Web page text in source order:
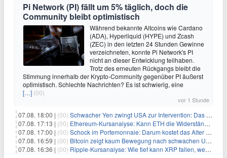
Pi Network (PI) fällt um 5% täglich, doch die
Community bleibt optimistisch
Während bekannte Altcoins wie Cardano
(ADA), Hyperliquid (HYPE) und Zcash
(ZEC) in den letzten 24 Stunden Gewinne
verzeichneten, konnte Pi Network's PI
nicht an dieser Entwicklung teilhaben.
Trotz des erneuten Rückgangs bleibt die
Stimmung innerhalb der Krypto-Community gegenüber PI äußerst
optimistisch. Schlechte Nachrichten? Es ist schwierig, eine
[…] (00)
vor 1 Stunde
07.08. 18:00 | (00) Schwacher Yen zwingt USA zur Intervention: Das größte Risiko seit 15 Jahren
07.08. 17:13 | (00) Ethereum-Kursanalyse: Kann ETH die Widerstände der gleitenden Durchschnitte überwinden?
07.08. 17:00 | (00) Schock im Portemonnaie: Darum kostet das Alter deutlich mehr als Sie denken
07.08. 16:59 | (00) Bitcoin zeigt kaum Bewegung nach schwachen US-Arbeitsmarktdaten, Fed-Zinserhöhungschancen sinken auf 44%
07.08. 16:36 | (00) Ripple-Kursanalyse: Wie tief kann XRP fallen, wenn die $1-Unterstützung am Wochenende verloren geht?